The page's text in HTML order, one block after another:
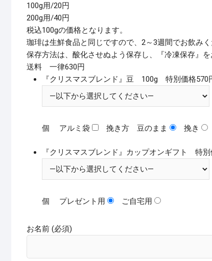
100g用/20円
200g用/40円
税込100gの価格となります。
珈琲は生鮮食品と同じですので、2～3週間でお飲みく
保存方法は、酸化させぬよう保存し、『冷凍保存』を
送料 一律630円
『クリスマスブレンド』豆 100g 特別価格570
個 アルミ袋 挽き方 豆のまま 挽き
『クリスマスブレンド』カップオンギフト 特別
個 プレゼント用 ご自宅用
お名前 (必須)